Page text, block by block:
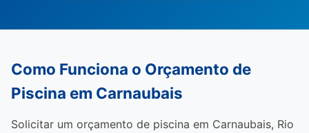
Como Funciona o Orçamento de
Piscina em Carnaubais
Solicitar um orçamento de piscina em Carnaubais, Rio